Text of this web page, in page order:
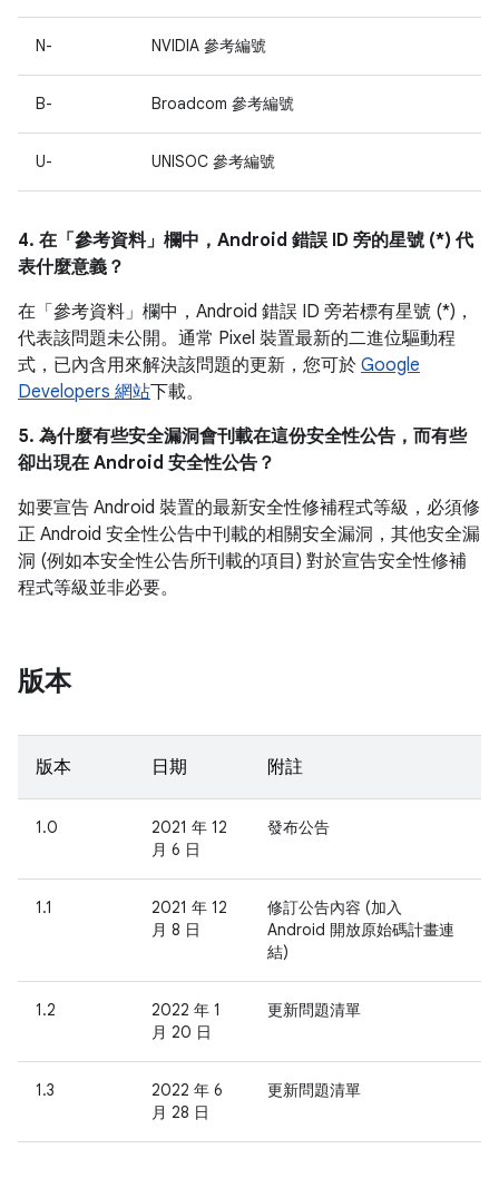
N- NVIDIA 參考編號
B- Broadcom 參考編號
U- UNISOC 參考編號
4. 在「參考資料」 欄中，Android 錯誤 ID 旁的星號 (*) 代
表什麼意義？
在「參考資料」欄中， Android 錯誤 ID 旁若標有星號 (*)，
代表該問題未公開。通常 Pixel 裝置最新的二進位驅動程
式，已內含用來解決該問題的更新，您可於 Google
Developers 網站下載。
5. 為什麼有些安全漏洞會刊載在這份安全性公告，而有些
卻出現在 Android 安全性公告？
如要宣告 Android 裝置的最新安全性修補程式等級，必須修
正 Android 安全性公告中刊載的相關安全漏洞，其他安全漏
洞 (例如本安全性公告所刊載的項目) 對於宣告安全性修補
程式等級並非必要。
版本
版本 日期 附註
1.0
2021 年 12
月 6 日
發布公告
1.1
2021 年 12
月 8 日
修訂公告內容 (加入
Android 開放原始碼計畫連
結)
1.2
2022 年 1
月 20 日
更新問題清單
1.3
2022 年 6
月 28 日
更新問題清單